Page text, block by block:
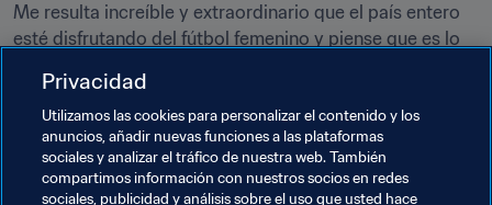
Me resulta increíble y extraordinario que el país entero
esté disfrutando del fútbol femenino y piense que es lo
Privacidad
Utilizamos las cookies para personalizar el contenido y los
anuncios, añadir nuevas funciones a las plataformas
sociales y analizar el tráfico de nuestra web. También
compartimos información con nuestros socios en redes
sociales, publicidad y análisis sobre el uso que usted hace